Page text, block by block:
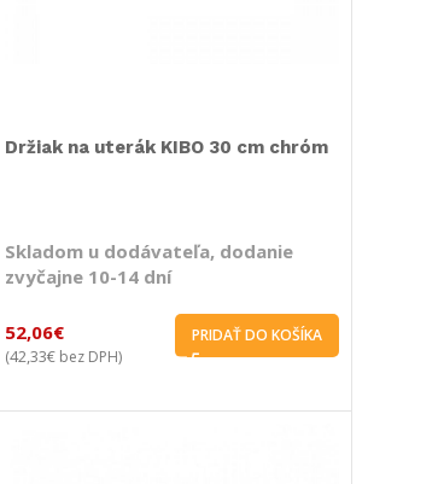
Držiak na uterák KIBO 30 cm chróm
Skladom u dodávateľa, dodanie
zvyčajne 10-14 dní
52,06€
(42,33€ bez DPH)
PRIDAŤ DO KOŠÍKA